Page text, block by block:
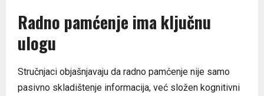
Radno pamćenje ima ključnu
ulogu
Stručnjaci objašnjavaju da radno pamćenje nije samo
pasivno skladištenje informacija, već složen kognitivni